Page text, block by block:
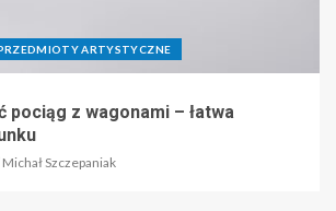
ARTYSTYCZNE
pociąg z wagonami – łatwa
Michał Szczepaniak